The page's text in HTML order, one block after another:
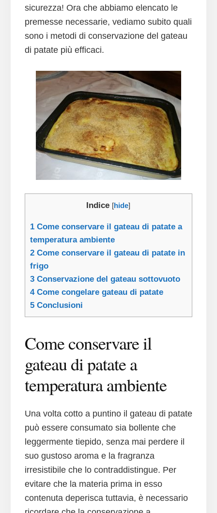
sicurezza! Ora che abbiamo elencato le
premesse necessarie, vediamo subito quali
sono i metodi di conservazione del gateau
di patate più efficaci.
Indice [hide]
1Come conservare il gateau di patate a
temperatura ambiente
2Come conservare il gateau di patate in
frigo
3Conservazione del gateau sottovuoto
4Come congelare gateau di patate
5Conclusioni
Come conservare il
gateau di patate a
temperatura ambiente
Una volta cotto a puntino il gateau di patate
può essere consumato sia bollente che
leggermente tiepido, senza mai perdere il
suo gustoso aroma e la fragranza
irresistibile che lo contraddistingue. Per
evitare che la materia prima in esso
contenuta deperisca tuttavia, è necessario